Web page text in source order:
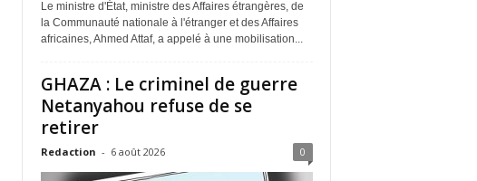
Le ministre d'État, ministre des Affaires étrangères, de
la Communauté nationale à l'étranger et des Affaires
africaines, Ahmed Attaf, a appelé à une mobilisation...
GHAZA : Le criminel de guerre
Netanyahou refuse de se
retirer
Redaction - 6 août 2026 0